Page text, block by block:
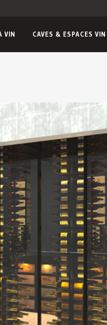
VIN CAVES & ESPACES VIN